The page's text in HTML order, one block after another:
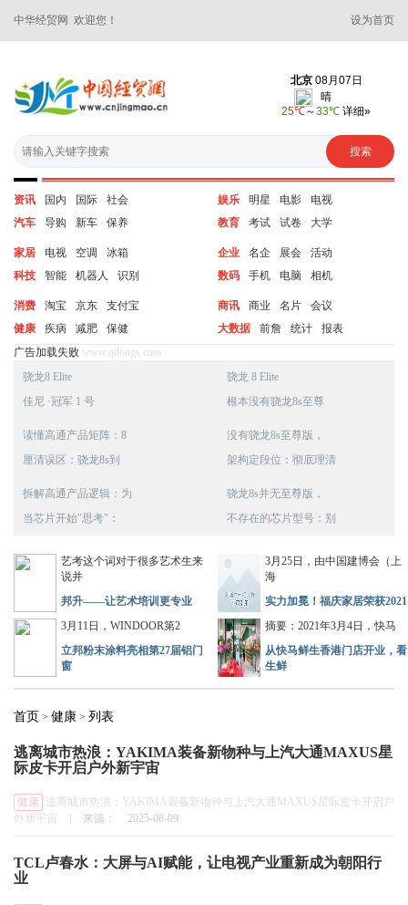
中华经贸网 欢迎您！ 设为首页
资讯 国内 国际
社会
汽车
导购 新车 保养
娱乐 明星 电影
电视
教育
考试 试卷 大学
家居 电视 空调
冰箱
科技
智能 机器人 识别
企业 名企 展会
活动
数码
手机 电脑 相机
消费 淘宝 京东
支付宝
健康
疾病 减肥 保健
商讯 商业 名片
会议
大数据
前詹 统计
报表
广告加载失败 www.qilongs.com
骁龙8 Elite
佳尼 ·冠军 1 号
骁龙 8 Elite
根本没有骁龙8s至尊
读懂高通产品矩阵：8
厘清误区：骁龙8s到
没有骁龙8s至尊版，
架构定段位：彻底理清
拆解高通产品逻辑：为
当芯片开始"思考"：
骁龙8s并无至尊版，
不存在的芯片型号：别
艺考这个词对于很多艺术生来
说并
邦升——让艺术培训更专业
3月25日，由中国建博会（上
海
实力加冕！福庆家居荣获2021
3月11日，WINDOOR第2
立邦粉末涂料亮相第27届铝门
窗
摘要：2021年3月4日，快马
从快马鲜生香港门店开业，看
生鲜
首页 > 健康 > 列表
逃离城市热浪：YAKIMA装备新物种与上汽大通MAXUS星
际皮卡开启户外新宇宙
健康
逃离城市热浪：YAKIMA装备新物种与上汽大通MAXUS星际皮卡开启户
外新宇宙
来源： 2025-08-09
TCL卢春水：大屏与AI赋能，让电视产业重新成为朝阳行
业